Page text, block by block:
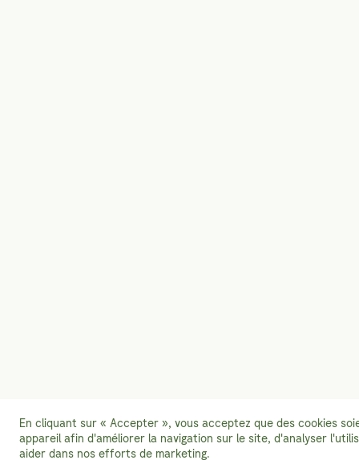
En cliquant sur « Accepter », vous acceptez que des cookies
appareil afin d'améliorer la navigation sur le site, d'analyser
aider dans nos efforts de marketing.